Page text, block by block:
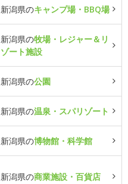
新潟県のキャンプ場・BBQ場
新潟県の牧場・レジャー＆リ
ゾート施設
新潟県の公園
新潟県の温泉・スパリゾート
新潟県の博物館・科学館
新潟県の商業施設・百貨店